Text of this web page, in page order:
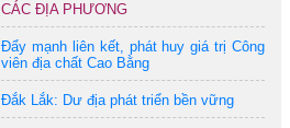
CÁC ĐỊA PHƯƠNG
Đẩy mạnh liên kết, phát huy giá trị Công
viên địa chất Cao Bằng
Đắk Lắk: Dư địa phát triển bền vững